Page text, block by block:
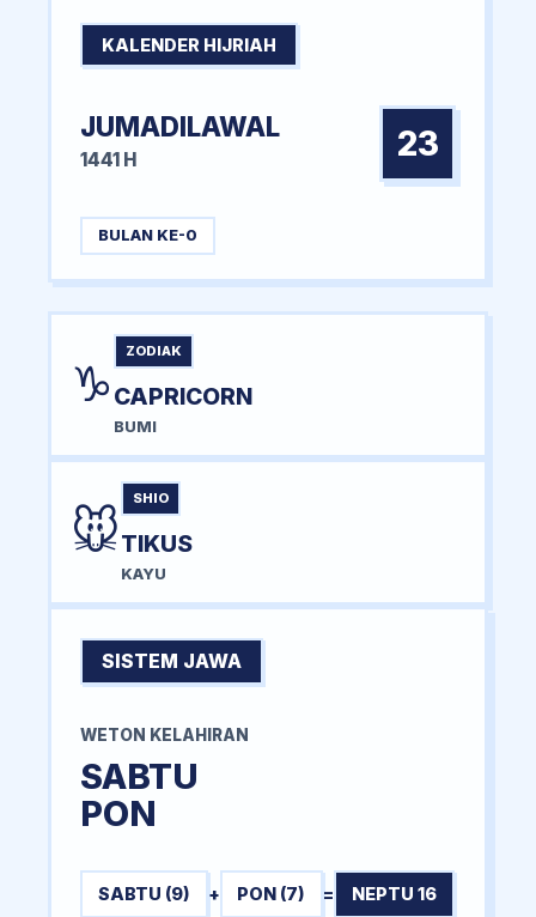
KALENDER HIJRIAH
JUMADILAWAL
1441 H 23
BULAN KE-0
♑
ZODIAK
CAPRICORN
BUMI
🐭
SHIO
TIKUS
KAYU
SISTEM JAWA
WETON KELAHIRAN
SABTU
PON
SABTU (9) + PON (7) = NEPTU 16